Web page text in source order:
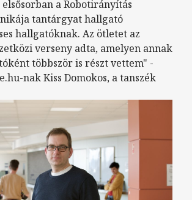
a Robotirányítás
tantárgyat hallgató
hallgatóknak. Az ötletet az
verseny adta, amelyen annak
többször is részt vettem" -
nak Kiss Domokos, a tanszék